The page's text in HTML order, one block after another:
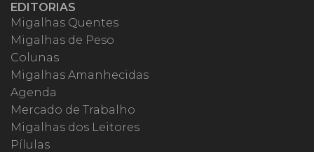
EDITORIAS
Migalhas Quentes
Migalhas de Peso
Colunas
Migalhas Amanhecidas
Agenda
Mercado de Trabalho
Migalhas dos Leitores
Pílulas